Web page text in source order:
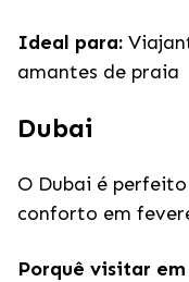
Ideal para:
amantes de praia
Dubai
O Dubai é
conforto em
Porquê visitar